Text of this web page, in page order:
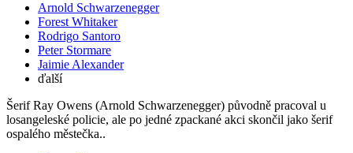
Arnold Schwarzenegger
Forest Whitaker
Rodrigo Santoro
Peter Stormare
Jaimie Alexander
ďalší
Šerif Ray Owens (Arnold Schwarzenegger) původně pracoval u
losangeleské policie, ale po jedné zpackané akci skončil jako šerif
ospalého městečka..